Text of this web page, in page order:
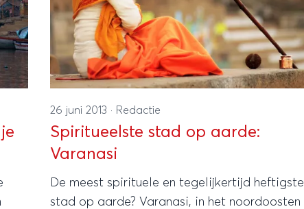
26 juni 2013 · Redactie
Spiritueelste stad op aarde:
Varanasi
De meest spirituele en tegelijkertijd heftigste
stad op aarde? Varanasi, in het noordoosten